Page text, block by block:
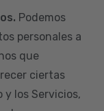
Podemos
personales a
que
ciertas
los Servicios,